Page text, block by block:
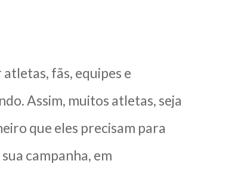
fãs, equipes e
Assim, muitos atletas, seja
que eles precisam para
campanha, em